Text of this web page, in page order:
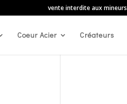
vente interdite aux mineurs
Coeur Acier Créateurs